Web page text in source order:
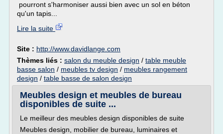
pourront s'harmoniser aussi bien avec un sol en béton
qu'un tapis...
Lire la suite
Site : http://www.davidlange.com
Thèmes liés : salon du meuble design / table meuble
basse salon / meubles tv design / meubles rangement
design / table basse de salon design
Meubles design et meubles de bureau
disponibles de suite ...
Le meilleur des meubles design disponibles de suite
Meubles design, mobilier de bureau, luminaires et